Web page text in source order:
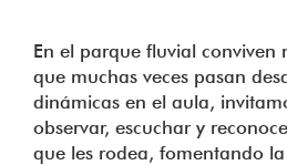
En el parque fluvial conviven
que muchas veces pasan
dinámicas en el aula,
observar, escuchar y
que les rodea, fomentando